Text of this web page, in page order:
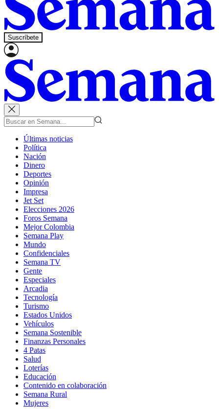
Suscríbete
Últimas noticias
Política
Nación
Dinero
Deportes
Opinión
Impresa
Jet Set
Elecciones 2026
Foros Semana
Mejor Colombia
Semana Play
Mundo
Confidenciales
Semana TV
Gente
Especiales
Arcadia
Tecnología
Turismo
Estados Unidos
Vehículos
Semana Sostenible
Finanzas Personales
4 Patas
Salud
Loterías
Educación
Contenido en colaboración
Semana Rural
Mujeres